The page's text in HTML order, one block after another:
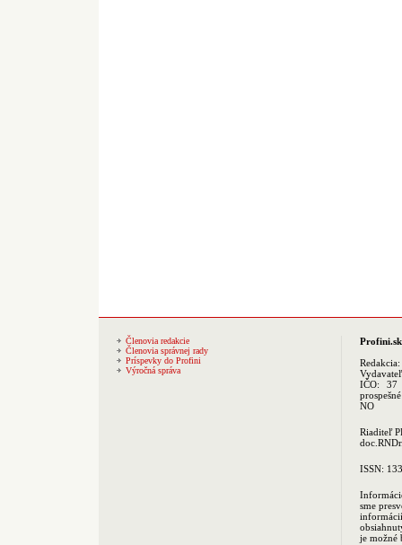
Členovia redakcie
Členovia správnej rady
Príspevky do Profini
Výročná správa
Profini.sk
Redakcia:
IČO: 37
NO
Riaditeľ
ISSN:
sme
je možné